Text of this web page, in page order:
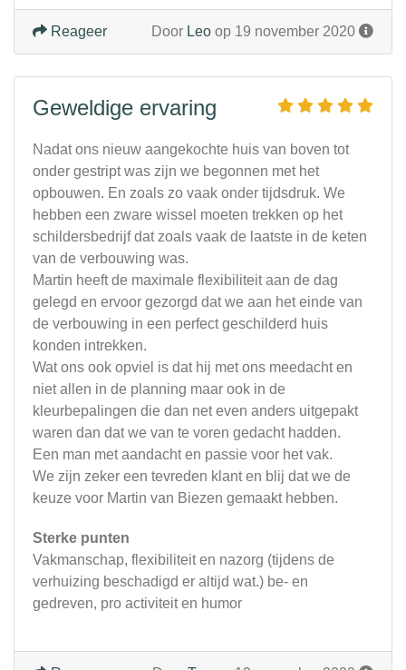
Door Leo op 19 november 2020
Reageer
Geweldige ervaring
Nadat ons nieuw aangekochte huis van boven tot
onder gestript was zijn we begonnen met het
opbouwen. En zoals zo vaak onder tijdsdruk. We
hebben een zware wissel moeten trekken op het
schildersbedrijf dat zoals vaak de laatste in de keten
van de verbouwing was.
Martin heeft de maximale flexibiliteit aan de dag
gelegd en ervoor gezorgd dat we aan het einde van
de verbouwing in een perfect geschilderd huis
konden intrekken.
Wat ons ook opviel is dat hij met ons meedacht en
niet allen in de planning maar ook in de
kleurbepalingen die dan net even anders uitgepakt
waren dan dat we van te voren gedacht hadden.
Een man met aandacht en passie voor het vak.
We zijn zeker een tevreden klant en blij dat we de
keuze voor Martin van Biezen gemaakt hebben.
Sterke punten
Vakmanschap, flexibiliteit en nazorg (tijdens de
verhuizing beschadigd er altijd wat.) be- en
gedreven, pro activiteit en humor